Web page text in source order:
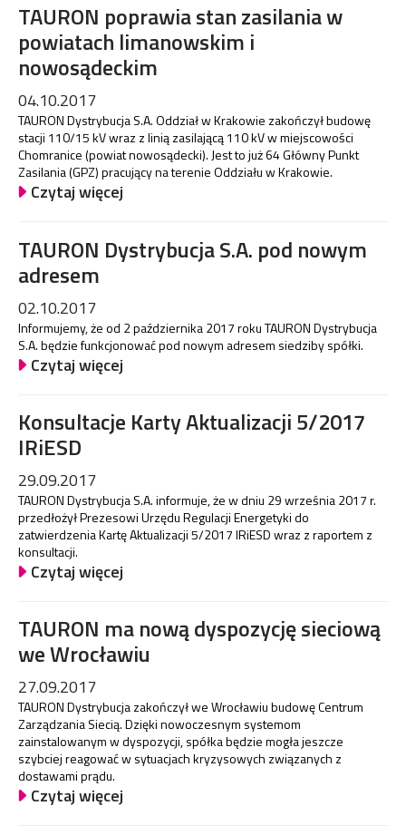
TAURON poprawia stan zasilania w
powiatach limanowskim i
nowosądeckim
04.10.2017
TAURON Dystrybucja S.A. Oddział w Krakowie zakończył budowę
stacji 110/15 kV wraz z linią zasilającą 110 kV w miejscowości
Chomranice (powiat nowosądecki). Jest to już 64 Główny Punkt
Zasilania (GPZ) pracujący na terenie Oddziału w Krakowie.
Czytaj więcej
TAURON Dystrybucja S.A. pod nowym
adresem
02.10.2017
Informujemy, że od 2 października 2017 roku TAURON Dystrybucja
S.A. będzie funkcjonować pod nowym adresem siedziby spółki.
Czytaj więcej
Konsultacje Karty Aktualizacji 5/2017
IRiESD
29.09.2017
TAURON Dystrybucja S.A. informuje, że w dniu 29 września 2017 r.
przedłożył Prezesowi Urzędu Regulacji Energetyki do
zatwierdzenia Kartę Aktualizacji 5/2017 IRiESD wraz z raportem z
konsultacji.
Czytaj więcej
TAURON ma nową dyspozycję sieciową
we Wrocławiu
27.09.2017
TAURON Dystrybucja zakończył we Wrocławiu budowę Centrum
Zarządzania Siecią. Dzięki nowoczesnym systemom
zainstalowanym w dyspozycji, spółka będzie mogła jeszcze
szybciej reagować w sytuacjach kryzysowych związanych z
dostawami prądu.
Czytaj więcej